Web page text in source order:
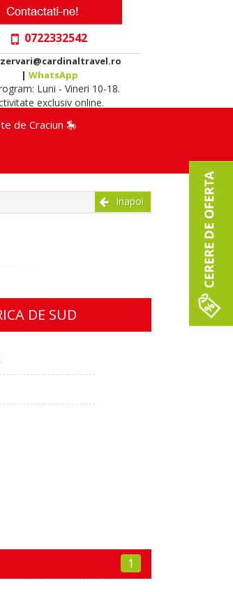
0722332542
| WhatsApp
Luni - Vineri 10-18.
exclusiv online.
de Craciun 🎠
Inapoi
DE SUD
1